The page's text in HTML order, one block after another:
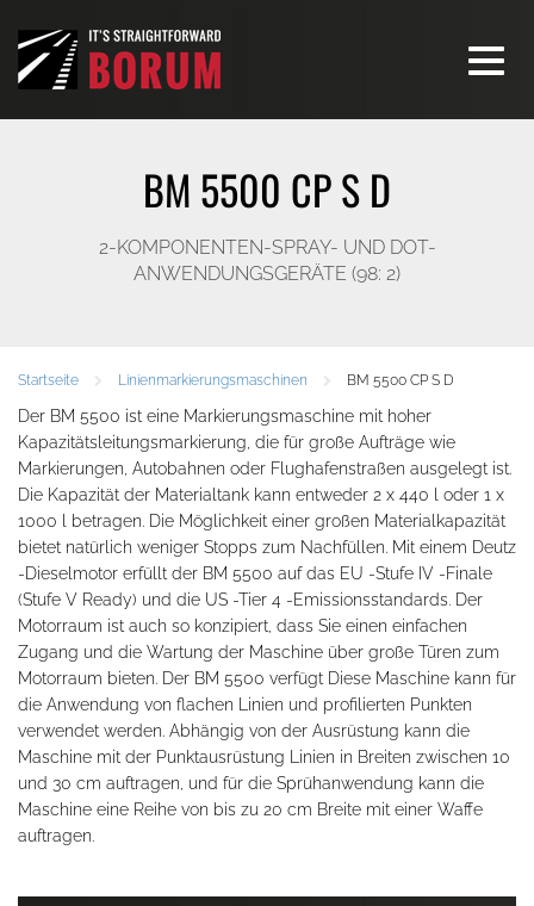
Toggle
BM 5500 CP S D
2-KOMPONENTEN-SPRAY- UND DOT-
ANWENDUNGSGERÄTE (98: 2)
Startseite Linienmarkierungsmaschinen BM 5500 CP S D
Der BM 5500 ist eine Markierungsmaschine mit hoher
Kapazitätsleitungsmarkierung, die für große Aufträge wie
Markierungen, Autobahnen oder Flughafenstraßen ausgelegt ist.
Die Kapazität der Materialtank kann entweder 2 x 440 l oder 1 x
1000 l betragen. Die Möglichkeit einer großen Materialkapazität
bietet natürlich weniger Stopps zum Nachfüllen. Mit einem Deutz
-Dieselmotor erfüllt der BM 5500 auf das EU -Stufe IV -Finale
(Stufe V Ready) und die US -Tier 4 -Emissionsstandards. Der
Motorraum ist auch so konzipiert, dass Sie einen einfachen
Zugang und die Wartung der Maschine über große Türen zum
Motorraum bieten. Der BM 5500 verfügt Diese Maschine kann für
die Anwendung von flachen Linien und profilierten Punkten
verwendet werden. Abhängig von der Ausrüstung kann die
Maschine mit der Punktausrüstung Linien in Breiten zwischen 10
und 30 cm auftragen, und für die Sprühanwendung kann die
Maschine eine Reihe von bis zu 20 cm Breite mit einer Waffe
auftragen.